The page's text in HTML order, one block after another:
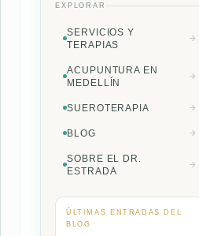
EXPLORAR
SERVICIOS Y
TERAPIAS
ACUPUNTURA EN
MEDELLÍN
SUEROTERAPIA
BLOG
SOBRE EL DR.
ESTRADA
ÚLTIMAS ENTRADAS DEL
BLOG